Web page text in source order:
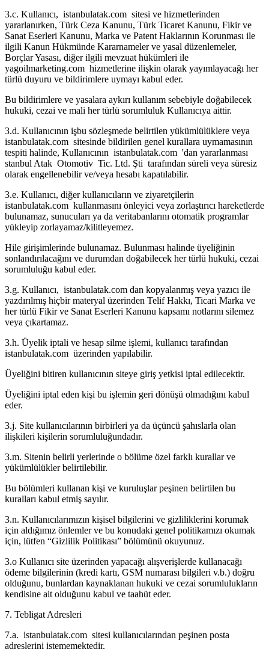
3.c. Kullanıcı, istanbulatak.com sitesi ve hizmetlerinden
yararlanırken, Türk Ceza Kanunu, Türk Ticaret Kanunu, Fikir ve
Sanat Eserleri Kanunu, Marka ve Patent Haklarının Korunması ile
ilgili Kanun Hükmünde Kararnameler ve yasal düzenlemeler,
Borçlar Yasası, diğer ilgili mevzuat hükümleri ile
yagoilmarketing.com hizmetlerine ilişkin olarak yayımlayacağı her
türlü duyuru ve bildirimlere uymayı kabul eder.
Bu bildirimlere ve yasalara aykırı kullanım sebebiyle doğabilecek
hukuki, cezai ve mali her türlü sorumluluk Kullanıcıya aittir.
3.d. Kullanıcının işbu sözleşmede belirtilen yükümlülüklere veya
istanbulatak.com sitesinde bildirilen genel kurallara uymamasının
tespiti halinde, Kullanıcının istanbulatak.com 'dan yararlanması
stanbul Atak Otomotiv Tic. Ltd. Şti tarafından süreli veya süresiz
olarak engellenebilir ve/veya hesabı kapatılabilir.
3.e. Kullanıcı, diğer kullanıcıların ve ziyaretçilerin
istanbulatak.com kullanmasını önleyici veya zorlaştırıcı hareketlerde
bulunamaz, sunucuları ya da veritabanlarını otomatik programlar
yükleyip zorlayamaz/kilitleyemez.
Hile girişimlerinde bulunamaz. Bulunması halinde üyeliğinin
sonlandırılacağını ve durumdan doğabilecek her türlü hukuki, cezai
sorumluluğu kabul eder.
3.g. Kullanıcı, istanbulatak.com dan kopyalanmış veya yazıcı ile
yazdırılmış hiçbir materyal üzerinden Telif Hakkı, Ticari Marka ve
her türlü Fikir ve Sanat Eserleri Kanunu kapsamı notlarını silemez
veya çıkartamaz.
3.h. Üyelik iptali ve hesap silme işlemi, kullanıcı tarafından
istanbulatak.com üzerinden yapılabilir.
Üyeliğini bitiren kullanıcının siteye giriş yetkisi iptal edilecektir.
Üyeliğini iptal eden kişi bu işlemin geri dönüşü olmadığını kabul
eder.
3.j. Site kullanıcılarının birbirleri ya da üçüncü şahıslarla olan
ilişkileri kişilerin sorumluluğundadır.
3.m. Sitenin belirli yerlerinde o bölüme özel farklı kurallar ve
yükümlülükler belirtilebilir.
Bu bölümleri kullanan kişi ve kuruluşlar peşinen belirtilen bu
kuralları kabul etmiş sayılır.
3.n. Kullanıcılarımızın kişisel bilgilerini ve gizliliklerini korumak
için aldığımız önlemler ve bu konudaki genel politikamızı okumak
için, lütfen “Gizlilik Politikası” bölümünü okuyunuz.
3.o Kullanıcı site üzerinden yapacağı alışverişlerde kullanacağı
ödeme bilgilerinin (kredi kartı, GSM numarası bilgileri v.b.) doğru
olduğunu, bunlardan kaynaklanan hukuki ve cezai sorumlulukların
kendisine ait olduğunu kabul ve taahüt eder.
7. Tebligat Adresleri
7.a. istanbulatak.com sitesi kullanıcılarından peşinen posta
adreslerini istememektedir.